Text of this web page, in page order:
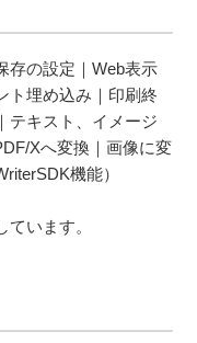
存の設定｜Web表示
ト埋め込み｜印刷終
テキスト、イメージ
Xへ変換｜画像に変
機能）
います。